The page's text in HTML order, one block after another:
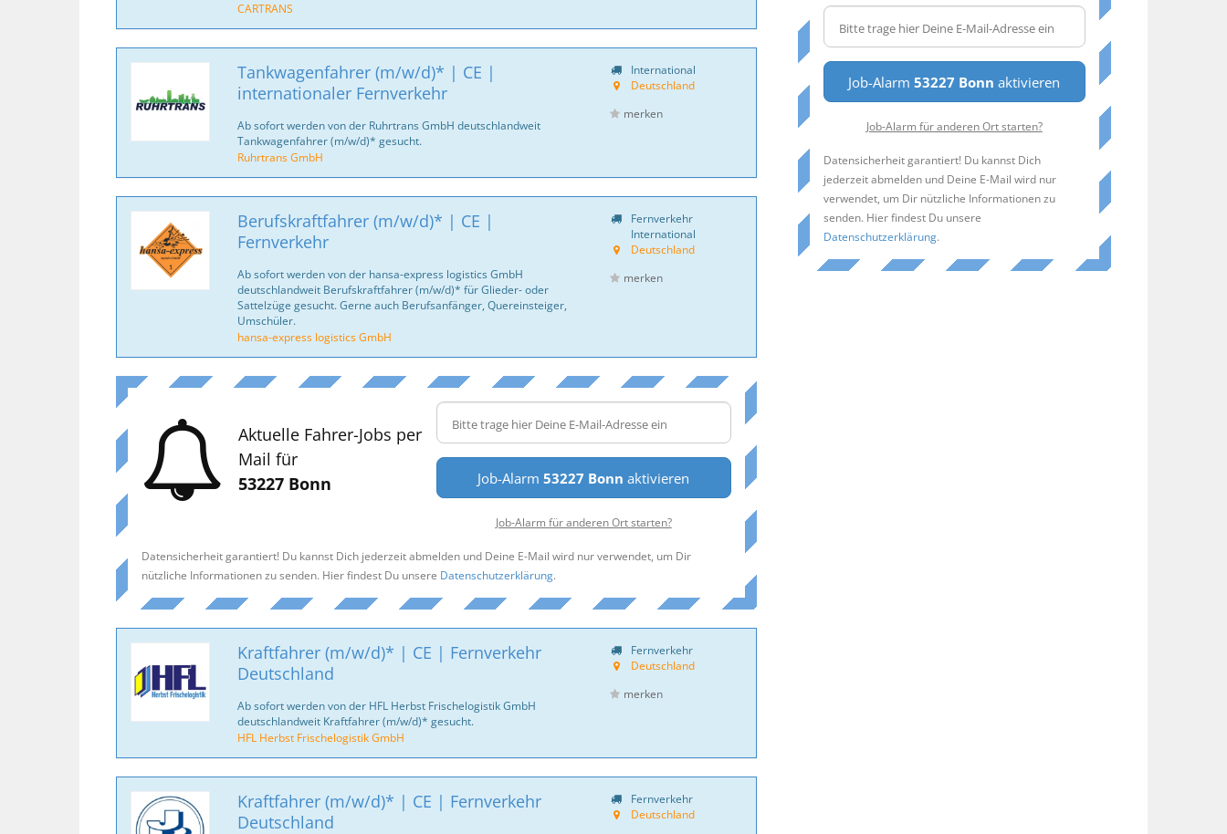
CARTRANS
Tankwagenfahrer (m/w/d)* | CE |
internationaler Fernverkehr
Ab sofort werden von der Ruhrtrans GmbH deutschlandweit
Tankwagenfahrer (m/w/d)* gesucht.
Ruhrtrans GmbH
International
Deutschland
merken
Berufskraftfahrer (m/w/d)* | CE |
Fernverkehr
Ab sofort werden von der hansa-express logistics GmbH
deutschlandweit Berufskraftfahrer (m/w/d)* für Glieder- oder
Sattelzüge gesucht. Gerne auch Berufsanfänger, Quereinsteiger,
Umschüler.
hansa-express logistics GmbH
Fernverkehr
International
Deutschland
merken
Aktuelle Fahrer-Jobs per
Mail für
53227 Bonn
Job-Alarm53227 Bonn aktivieren
Job-Alarm für anderen Ort starten?
Datensicherheit garantiert! Du kannst Dich jederzeit abmelden und Deine E-Mail wird nur verwendet, um Dir
nützliche Informationen zu senden. Hier findest Du unsere Datenschutzerklärung.
Kraftfahrer (m/w/d)* | CE | Fernverkehr
Deutschland
Ab sofort werden von der HFL Herbst Frischelogistik GmbH
deutschlandweit Kraftfahrer (m/w/d)* gesucht.
HFL Herbst Frischelogistik GmbH
Fernverkehr
Deutschland
merken
Kraftfahrer (m/w/d)* | CE | Fernverkehr
Deutschland
Fernverkehr
Deutschland
Job-Alarm53227 Bonn aktivieren
Job-Alarm für anderen Ort starten?
Datensicherheit garantiert! Du kannst Dich
jederzeit abmelden und Deine E-Mail wird nur
verwendet, um Dir nützliche Informationen zu
senden. Hier findest Du unsere
Datenschutzerklärung.